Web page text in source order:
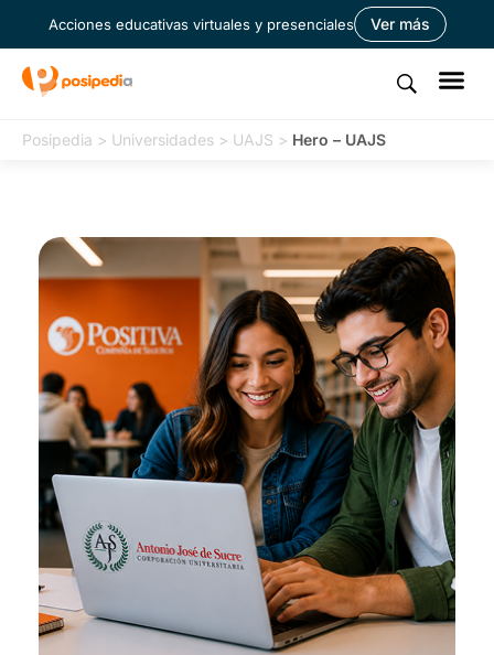
Acciones educativas virtuales y presenciales Ver más
Posipedia > Universidades > UAJS > Hero – UAJS